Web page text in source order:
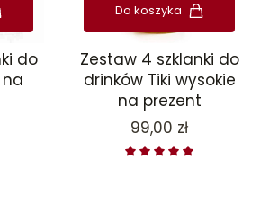
do
Do koszyka
Zestaw 4 szklanki do
drinków Tiki wysokie
na prezent
Cena
99,00 zł